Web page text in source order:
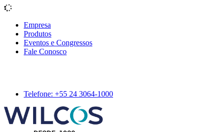
Empresa
Produtos
Eventos e Congressos
Fale Conosco
Telefone: +55 24 3064-1000